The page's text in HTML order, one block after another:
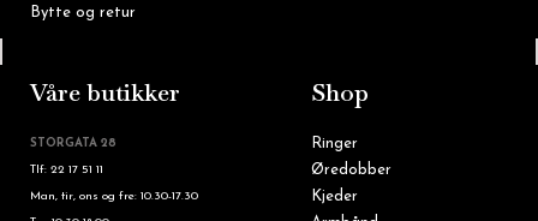
Bytte og retur
Våre butikker
STORGATA 28
Tlf: 22 17 51 11
Man, tir, ons og fre: 10.30-17.30
Shop
Ringer
Øredobber
Kjeder